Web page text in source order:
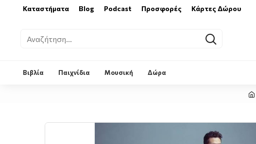
Καταστήματα Blog Podcast Προσφορές Κάρτες Δώρου
Βιβλία Παιχνίδια Μουσική Δώρα